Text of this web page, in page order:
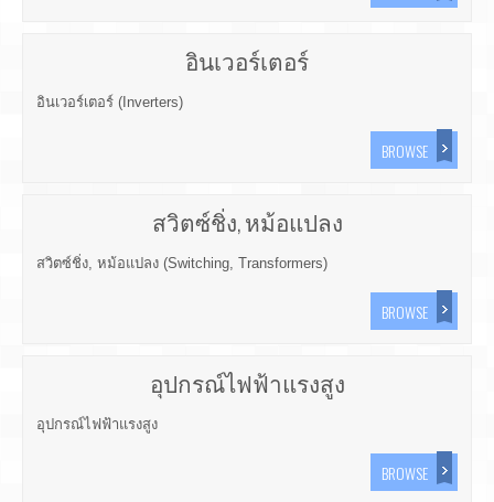
อินเวอร์เตอร์
อินเวอร์เตอร์ (Inverters)
BROWSE
สวิตซ์ชิ่ง, หม้อแปลง
สวิตซ์ชิ่ง, หม้อแปลง (Switching, Transformers)
BROWSE
อุปกรณ์ไฟฟ้าแรงสูง
อุปกรณ์ไฟฟ้าแรงสูง
BROWSE